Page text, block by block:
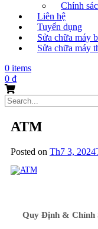
Chính
Liên hệ
Tuyển dụng
Sửa chữa máy
Sửa chữa máy
0 items
0 ₫
Search
for:
ATM
Posted on Th7 3, 2024
Quy Định & Chính